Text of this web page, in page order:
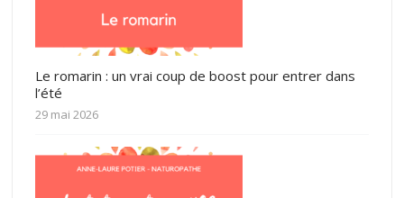
Le romarin : un vrai coup de boost pour entrer dans
l’été
29 mai 2026